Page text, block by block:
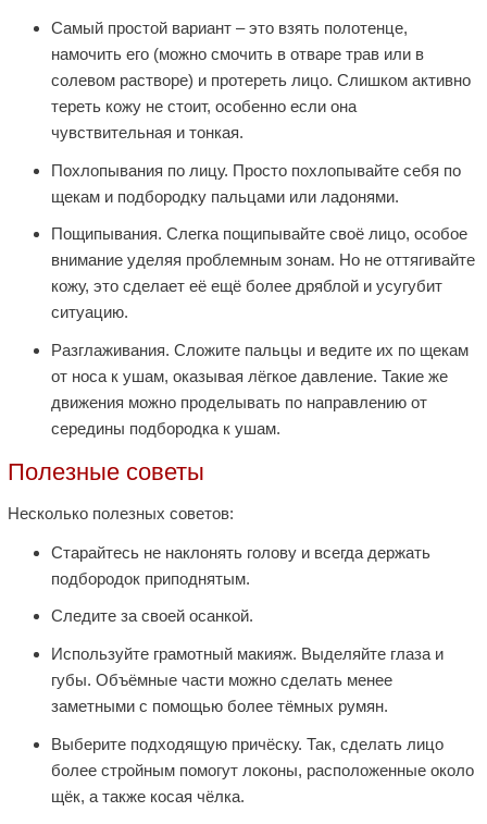
Самый простой вариант – это взять полотенце,
намочить его (можно смочить в отваре трав или в
солевом растворе) и протереть лицо. Слишком активно
тереть кожу не стоит, особенно если она
чувствительная и тонкая.
Похлопывания по лицу. Просто похлопывайте себя по
щекам и подбородку пальцами или ладонями.
Пощипывания. Слегка пощипывайте своё лицо, особое
внимание уделяя проблемным зонам. Но не оттягивайте
кожу, это сделает её ещё более дряблой и усугубит
ситуацию.
Разглаживания. Сложите пальцы и ведите их по щекам
от носа к ушам, оказывая лёгкое давление. Такие же
движения можно проделывать по направлению от
середины подбородка к ушам.
Полезные советы
Несколько полезных советов:
Старайтесь не наклонять голову и всегда держать
подбородок приподнятым.
Следите за своей осанкой.
Используйте грамотный макияж. Выделяйте глаза и
губы. Объёмные части можно сделать менее
заметными с помощью более тёмных румян.
Выберите подходящую причёску. Так, сделать лицо
более стройным помогут локоны, расположенные около
щёк, а также косая чёлка.